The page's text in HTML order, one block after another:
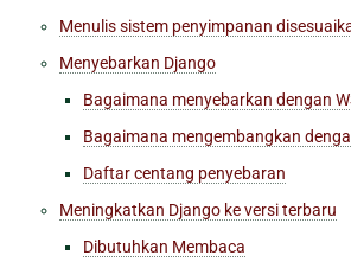
Menulis sistem penyimpanan
Menyebarkan Django
Bagaimana menyebarkan dengan
Bagaimana mengembangkan
Daftar centang penyebaran
Meningkatkan Django ke versi terbaru
Dibutuhkan Membaca